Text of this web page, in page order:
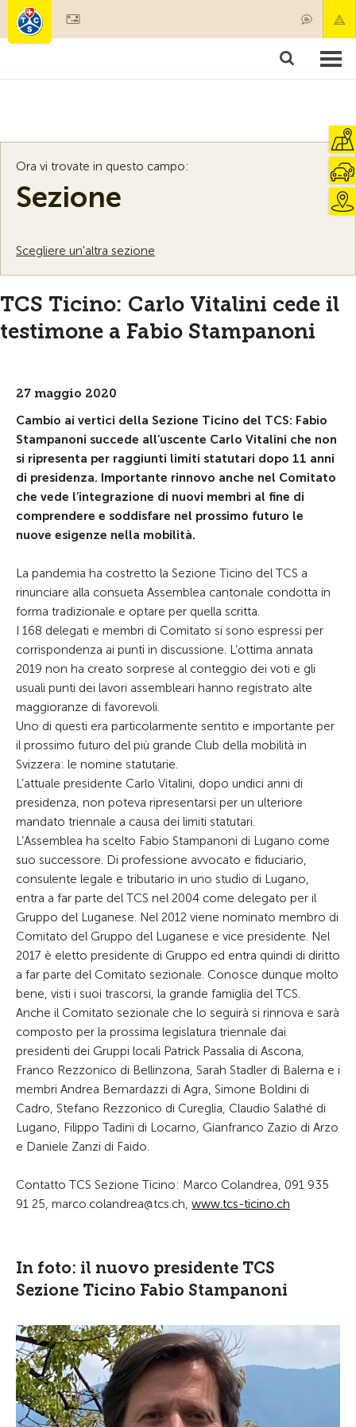
Societariato & prestazioni
Ora vi trovate in questo campo:
Sezione
Scegliere un'altra sezione
TCS Ticino: Carlo Vitalini cede il
testimone a Fabio Stampanoni
27 maggio 2020
Cambio ai vertici della Sezione Ticino del TCS: Fabio
Stampanoni succede all’uscente Carlo Vitalini che non
si ripresenta per raggiunti limiti statutari dopo 11 anni
di presidenza. Importante rinnovo anche nel Comitato
che vede l’integrazione di nuovi membri al fine di
comprendere e soddisfare nel prossimo futuro le
nuove esigenze nella mobilità.
La pandemia ha costretto la Sezione Ticino del TCS a
rinunciare alla consueta Assemblea cantonale condotta in
forma tradizionale e optare per quella scritta.
I 168 delegati e membri di Comitato si sono espressi per
corrispondenza ai punti in discussione. L’ottima annata
2019 non ha creato sorprese al conteggio dei voti e gli
usuali punti dei lavori assembleari hanno registrato alte
maggioranze di favorevoli.
Uno di questi era particolarmente sentito e importante per
il prossimo futuro del più grande Club della mobilità in
Svizzera: le nomine statutarie.
L’attuale presidente Carlo Vitalini, dopo undici anni di
presidenza, non poteva ripresentarsi per un ulteriore
mandato triennale a causa dei limiti statutari.
L’Assemblea ha scelto Fabio Stampanoni di Lugano come
suo successore. Di professione avvocato e fiduciario,
consulente legale e tributario in uno studio di Lugano,
entra a far parte del TCS nel 2004 come delegato per il
Gruppo del Luganese. Nel 2012 viene nominato membro di
Comitato del Gruppo del Luganese e vice presidente. Nel
2017 è eletto presidente di Gruppo ed entra quindi di diritto
a far parte del Comitato sezionale. Conosce dunque molto
bene, visti i suoi trascorsi, la grande famiglia del TCS.
Anche il Comitato sezionale che lo seguirà si rinnova e sarà
composto per la prossima legislatura triennale dai
presidenti dei Gruppi locali Patrick Passalia di Ascona,
Franco Rezzonico di Bellinzona, Sarah Stadler di Balerna e i
membri Andrea Bernardazzi di Agra, Simone Boldini di
Cadro, Stefano Rezzonico di Cureglia, Claudio Salathé di
Lugano, Filippo Tadini di Locarno, Gianfranco Zazio di Arzo
e Daniele Zanzi di Faido.
Contatto TCS Sezione Ticino: Marco Colandrea, 091 935
91 25, marco.colandrea@tcs.ch, www.tcs-ticino.ch
In foto: il nuovo presidente TCS
Sezione Ticino Fabio Stampanoni